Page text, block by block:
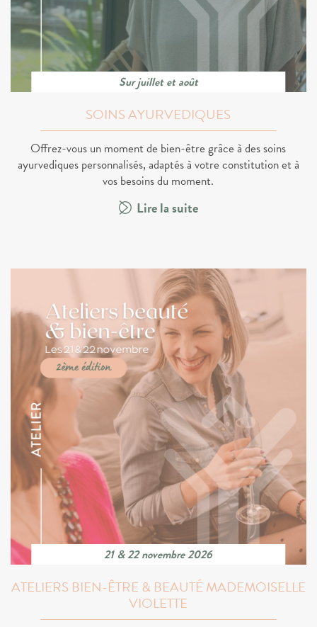
Sur juillet et août
SOINS AYURVEDIQUES
Offrez-vous un moment de bien-être grâce à des soins
ayurvediques personnalisés, adaptés à votre constitution et à
vos besoins du moment.
Lire la suite
21 & 22 novembre 2026
ATELIERS BIEN-ÊTRE & BEAUTÉ MADEMOISELLE
VIOLETTE